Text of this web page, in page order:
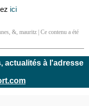
ici
, &, mauritz | Ce contenu a été
actualités à l'adresse